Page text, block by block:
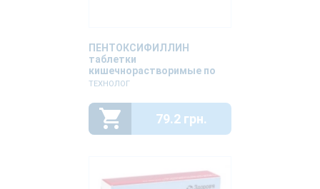
ПЕНТОКСИФИЛЛИН
таблетки
кишечнорастворимые по
100мг №50
ТЕХНОЛОГ
79.2 грн.